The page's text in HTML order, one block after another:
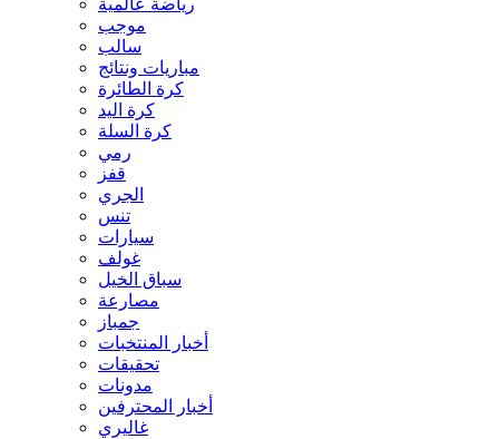
رياضة عالمية
موجب
سالب
مباريات ونتائج
كرة الطائرة
كرة اليد
كرة السلة
رمي
قفز
الجري
تنس
سيارات
غولف
سباق الخيل
مصارعة
جمباز
أخبار المنتخبات
تحقيقات
مدونات
أخبار المحترفين
غاليري